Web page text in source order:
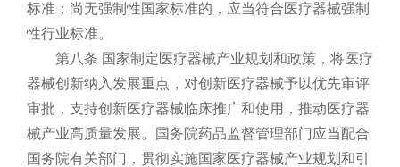
标准；尚无强制性国家标准的，应当符合医疗器械强制
性行业标准。
第八条 国家制定医疗器械产业规划和政策，将医疗
器械创新纳入发展重点，对创新医疗器械予以优先审评
审批，支持创新医疗器械临床推广和使用，推动医疗器
械产业高质量发展。国务院药品监督管理部门应当配合
国务院有关部门，贯彻实施国家医疗器械产业规划和引